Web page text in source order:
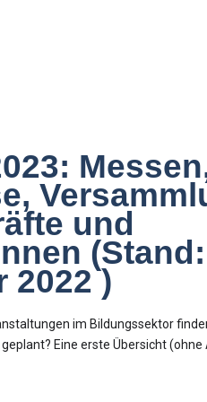
und
(Stand:
2022 )
im Bildungssektor
Eine erste Übersicht